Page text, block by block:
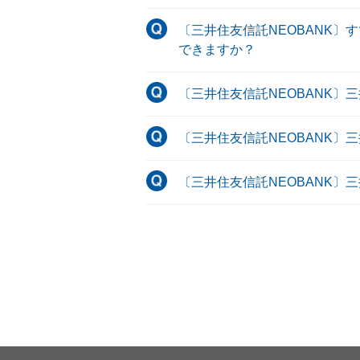
〔三井住友信託NEOBANK〕
できますか？
〔三井住友信託NEOBANK〕
〔三井住友信託NEOBANK〕
〔三井住友信託NEOBANK〕